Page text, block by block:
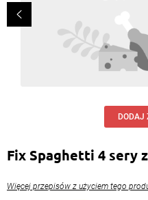
Ewa Czarnecka ,
Pyszna i jaka prosta
,
pyszna, szybka w
Emilia Zofia Chinczyk
mmmmm
DODAJ
Fix Spaghetti 4 sery
Więcej przepisów z użyciem tego